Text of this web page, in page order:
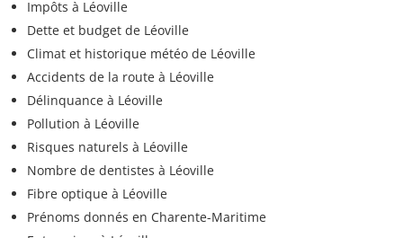
Impôts à Léoville
Dette et budget de Léoville
Climat et historique météo de Léoville
Accidents de la route à Léoville
Délinquance à Léoville
Pollution à Léoville
Risques naturels à Léoville
Nombre de dentistes à Léoville
Fibre optique à Léoville
Prénoms donnés en Charente-Maritime